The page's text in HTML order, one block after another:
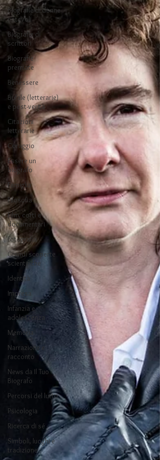
Biografie di donne
notevoli
Biografie di
scrittori
Biografie
premiate
Benessere
Bufale (letterarie)
e post-verità
Citazioni
letterarie
Coraggio
Essere un
biografo
Famiglia
Filosofia
Film, corti e
documentari
Fotografia
Grandi scoperte
scientifiche
Identità
Impresa
Infanzia e
adolescenza
Memoria
Narrazione e
racconto
News da Il Tuo
Biografo
Percorsi del lutto
Psicologia
Ricerca di sé
Simboli, luoghi e
tradizione